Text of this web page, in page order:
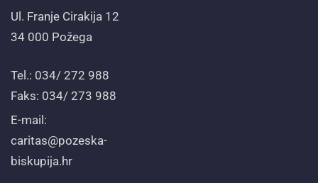
Ul. Franje Cirakija 12
34 000 Požega
Tel.: 034/ 272 988
Faks: 034/ 273 988
E-mail:
caritas@pozeska-
biskupija.hr